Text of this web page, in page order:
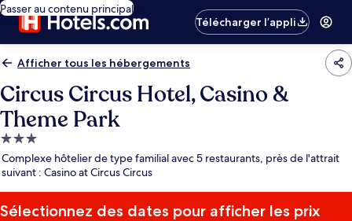
Passer au contenu principal
Télécharger l’appli
Afficher tous les hébergements
Circus Circus Hotel, Casino &
Theme Park
Hébergement
3.0 étoiles
Complexe hôtelier de type familial avec 5 restaurants, près de l'attrait
suivant : Casino at Circus Circus
Sélectionnez des dates pour afficher les prix